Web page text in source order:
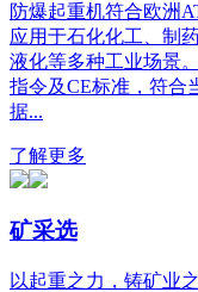
防爆起重机符合欧洲
应用于石化化工、制
液化等多种工业场景
指令及CE标准，符合
据...
了解更多
矿采选
以起重之力，铸矿业